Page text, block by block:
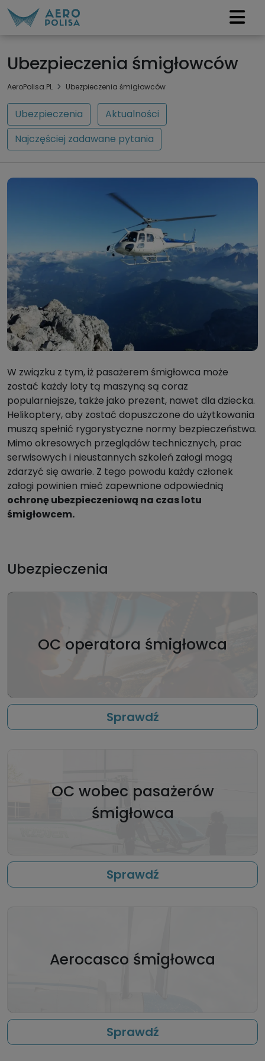
Ubezpieczenia śmigłowców
AeroPolisa.PL Ubezpieczenia śmigłowców
Ubezpieczenia
Aktualności
Najczęściej zadawane pytania
W związku z tym, iż pasażerem śmigłowca może
zostać każdy loty tą maszyną są coraz
popularniejsze, także jako prezent, nawet dla dziecka.
Helikoptery, aby zostać dopuszczone do użytkowania
muszą spełnić rygorystyczne normy bezpieczeństwa.
Mimo okresowych przeglądów technicznych, prac
serwisowych i nieustannych szkoleń załogi mogą
zdarzyć się awarie. Z tego powodu każdy członek
załogi powinien mieć zapewnione odpowiednią
ochronę ubezpieczeniową na czas lotu
śmigłowcem.
Ubezpieczenia
OC operatora śmigłowca
Sprawdź
OC wobec pasażerów
śmigłowca
Sprawdź
Aerocasco śmigłowca
Sprawdź